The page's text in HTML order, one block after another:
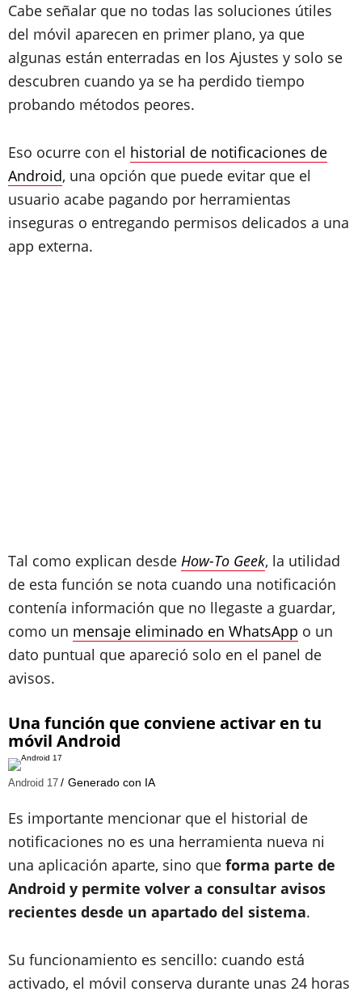
Cabe señalar que no todas las soluciones útiles
del móvil aparecen en primer plano, ya que
algunas están enterradas en los Ajustes y solo se
descubren cuando ya se ha perdido tiempo
probando métodos peores.
Eso ocurre con el historial de notificaciones de
Android, una opción que puede evitar que el
usuario acabe pagando por herramientas
inseguras o entregando permisos delicados a una
app externa.
Tal como explican desde How-To Geek, la utilidad
de esta función se nota cuando una notificación
contenía información que no llegaste a guardar,
como un mensaje eliminado en WhatsApp o un
dato puntual que apareció solo en el panel de
avisos.
Una función que conviene activar en tu
móvil Android
Android 17 Generado con IA
Es importante mencionar que el historial de
notificaciones no es una herramienta nueva ni
una aplicación aparte, sino que forma parte de
Android y permite volver a consultar avisos
recientes desde un apartado del sistema.
Su funcionamiento es sencillo: cuando está
activado, el móvil conserva durante unas 24 horas